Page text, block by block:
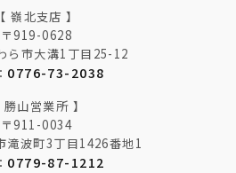
【 嶺北支店 】
〒919-0628
ら市大溝1丁目25-12
0776-73-2038
勝山営業所 】
〒911-0034
滝波町3丁目1426番地1
0779-87-1212